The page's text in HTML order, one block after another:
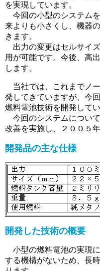
を実現しています。
今回の小型のシステム
来よりも小さくし、機器
きます。
出力の変更はセルサイ
用が可能です。今後、高
します。
当社では、これまでノ
発してきていますが、今
燃料電池技術を開発してい
今回のシステムについ
改善を実施し、２００５
開発品の主な仕様
開発した技術の概要
小型の燃料電池の実現
する機構がないため、長